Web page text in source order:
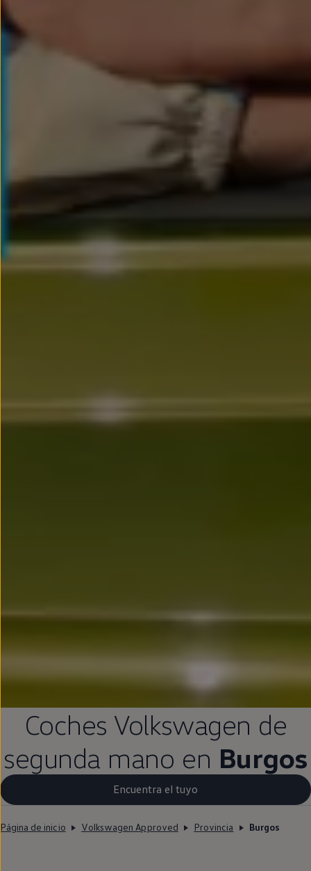
Coches Volkswagen de
segunda mano en Burgos
Encuentra el tuyo
Página de inicio Volkswagen Approved Provincia Burgos